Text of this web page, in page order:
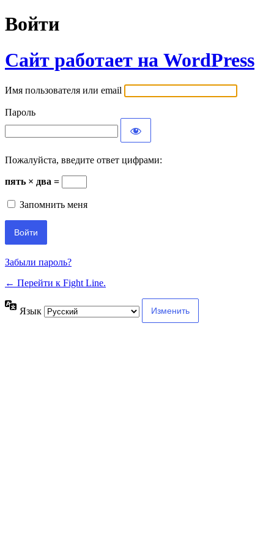
Войти
Сайт работает на WordPress
Имя пользователя или email
Пароль
Пожалуйста, введите ответ цифрами:
пять × два =
Запомнить меня
Забыли пароль?
← Перейти к Fight Line.
Язык